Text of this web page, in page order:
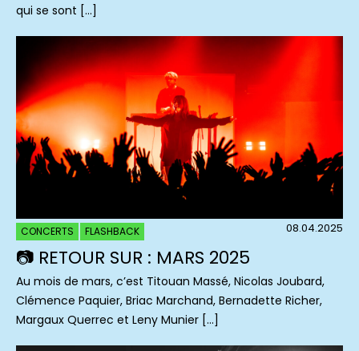
qui se sont […]
CONCERTS FLASHBACK 08.04.2025
📷 RETOUR SUR : MARS 2025
Au mois de mars, c’est Titouan Massé, Nicolas Joubard,
Clémence Paquier, Briac Marchand, Bernadette Richer,
Margaux Querrec et Leny Munier […]